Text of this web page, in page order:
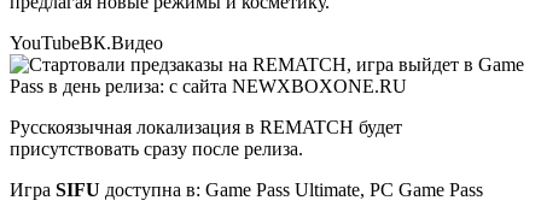
YouTubeВК.Видео
Русскоязычная локализация в REMATCH будет
присутствовать сразу после релиза.
Игра SIFU доступна в: Game Pass Ultimate, PC Game Pass